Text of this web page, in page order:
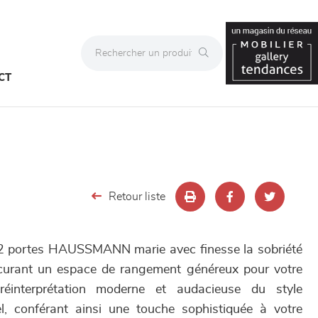
Retour liste
portes HAUSSMANN marie avec finesse la sobriété
un espace de rangement généreux pour votre
moderne et audacieuse du style
conférant ainsi une touche sophistiquée à votre